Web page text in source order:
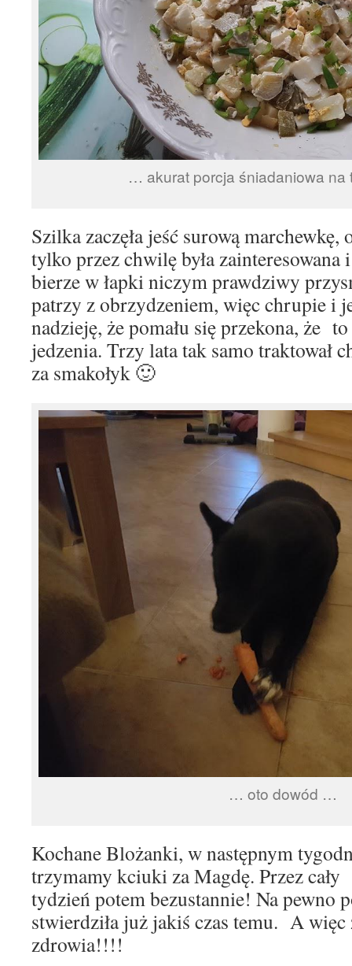
… akurat porcja śniadaniowa
Szilka zaczęła jeść surową
tylko przez chwilę była zainteresowana
bierze w łapki niczym prawdziwy
patrzy z obrzydzeniem, więc chrupie i
nadzieję, że pomału się przekona, że
jedzenia. Trzy lata tak samo traktował
za smakołyk 🙂
… oto dowód …
Kochane Blożanki, w następnym
trzymamy kciuki za Magdę. Przez
tydzień potem bezustannie! Na pewno
stwierdziła już jakiś czas temu. A
zdrowia!!!!